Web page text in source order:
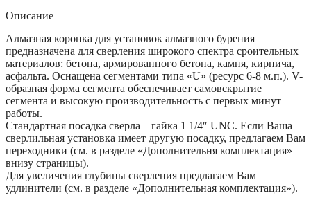
Описание
Алмазная коронка для установок алмазного бурения
предназначена для сверления широкого спектра сроительных
материалов: бетона, армированного бетона, камня, кирпича,
асфальта. Оснащена сегментами типа «U» (ресурс 6-8 м.п.). V-
образная форма сегмента обеспечивает самовскрытие
сегмента и высокую производительность с первых минут
работы.
Стандартная посадка сверла – гайка 1 1/4″ UNC. Если Ваша
сверлильная установка имеет другую посадку, предлагаем Вам
переходники (см. в разделе «Дополнительня комплектация»
внизу страницы).
Для увеличения глубины сверления предлагаем Вам
удлинители (см. в разделе «Дополнительная комплектация»).